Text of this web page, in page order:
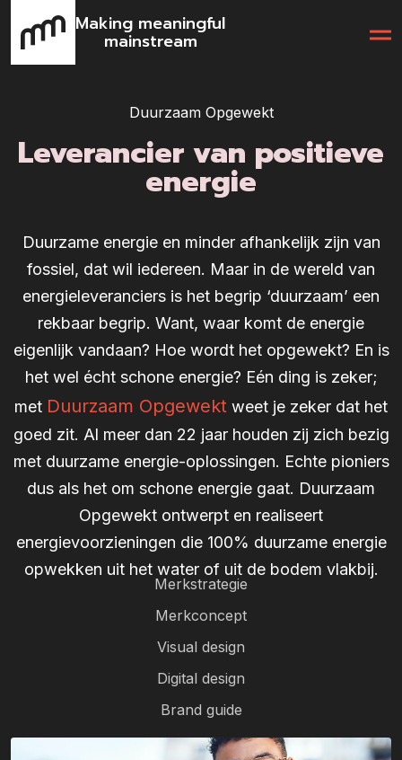
Making meaningful
mainstream
Duurzaam Opgewekt
Leverancier van positieve
energie
Duurzame energie en minder afhankelijk zijn van
fossiel, dat wil iedereen. Maar in de wereld van
energieleveranciers is het begrip ‘duurzaam’ een
rekbaar begrip. Want, waar komt de energie
eigenlijk vandaan? Hoe wordt het opgewekt? En is
het wel écht schone energie? Eén ding is zeker;
met Duurzaam Opgewekt weet je zeker dat het
goed zit. Al meer dan 22 jaar houden zij zich bezig
met duurzame energie-oplossingen. Echte pioniers
dus als het om schone energie gaat. Duurzaam
Opgewekt ontwerpt en realiseert
energievoorzieningen die 100% duurzame energie
opwekken uit het water of uit de bodem vlakbij.
Merkstrategie
Merkconcept
Visual design
Digital design
Brand guide